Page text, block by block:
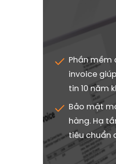
Phần mềm
invoice
tin 10 năm
Bảo mật
hàng. Hạ
tiêu chuẩn